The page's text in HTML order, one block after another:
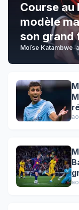
Course au
modèle
son grand
Moïse Katambwe-